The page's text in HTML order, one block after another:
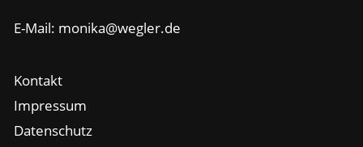
E-Mail: m n k w gl r d
Kontakt
Impressum
Datenschutz